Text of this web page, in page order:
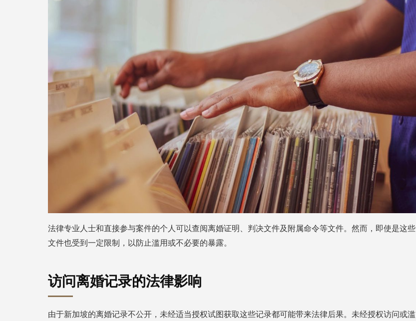
法律专业人士和直接参与案件的个人可以查阅离婚证明、判决文件及附属命令等文件。然而，即使是这些
文件也受到一定限制，以防止滥用或不必要的暴露。
访问离婚记录的法律影响
由于新加坡的离婚记录不公开，未经适当授权试图获取这些记录都可能带来法律后果。未经授权访问或滥